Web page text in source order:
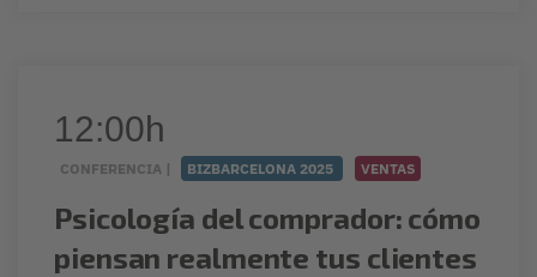
12:00h
CONFERENCIA | BIZBARCELONA 2025 VENTAS
Psicología del comprador: cómo
piensan realmente tus clientes